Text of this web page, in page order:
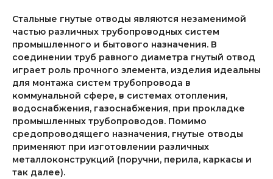
Стальные гнутые отводы являются незаменимой
частью различных трубопроводных систем
промышленного и бытового назначения. В
соединении труб равного диаметра гнутый отвод
играет роль прочного элемента, изделия идеальны
для монтажа систем трубопровода в
коммунальной сфере, в системах отопления,
водоснабжения, газоснабжения, при прокладке
промышленных трубопроводов. Помимо
средопроводящего назначения, гнутые отводы
применяют при изготовлении различных
металлоконструкций (поручни, перила, каркасы и
так далее).